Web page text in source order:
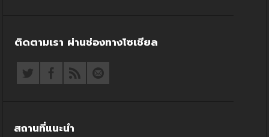
ติดตามเรา ผ่านช่องทางโซเชียล
สถานที่แนะนำ